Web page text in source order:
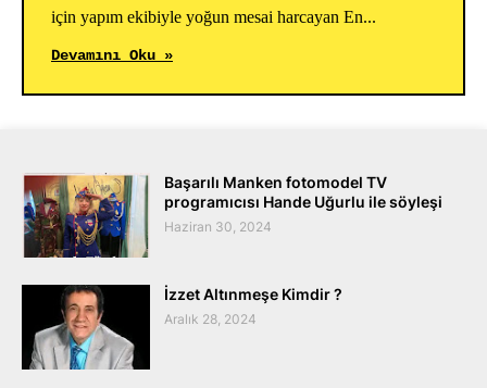
için yapım ekibiyle yoğun mesai harcayan En...
Devamını Oku »
Başarılı Manken fotomodel TV
programıcısı Hande Uğurlu ile söyleşi
Haziran 30, 2024
İzzet Altınmeşe Kimdir ?
Aralık 28, 2024